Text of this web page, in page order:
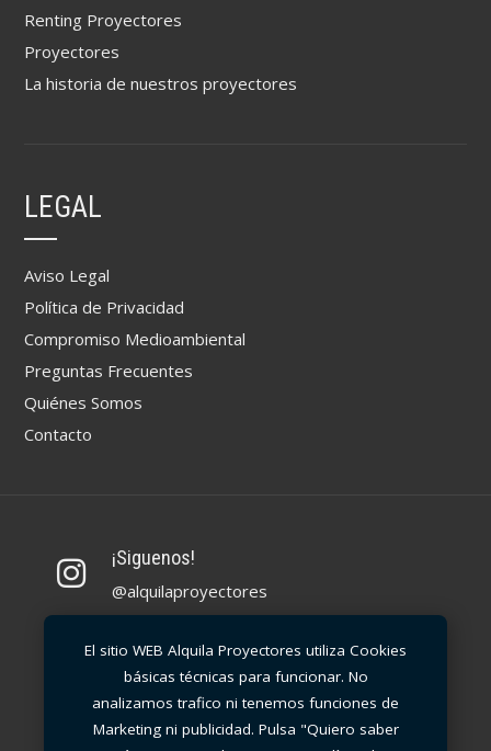
El sitio WEB Alquila Proyectores utiliza Cookies
básicas técnicas para funcionar. No
analizamos trafico ni tenemos funciones de
Marketing ni publicidad. Pulsa "Quiero saber
Renting Proyectores
Proyectores
La historia de nuestros proyectores
LEGAL
Aviso Legal
Política de Privacidad
Compromiso Medioambiental
Preguntas Frecuentes
Quiénes Somos
Contacto
¡Siguenos!
@alquilaproyectores
Llámanos
91 99 30 212
Escríbenos